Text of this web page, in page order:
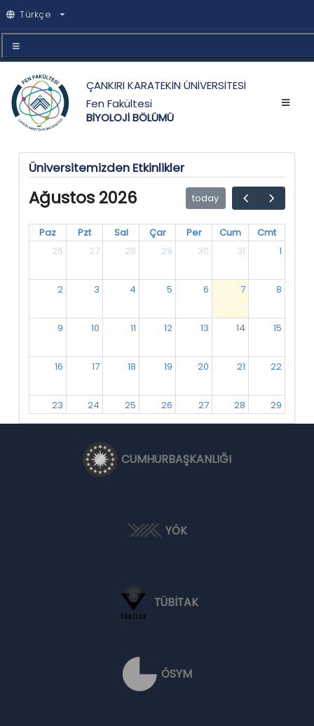
Türkçe
ÇANKIRI KARATEKİN ÜNİVERSİTESİ
Fen Fakültesi
BİYOLOJİ BÖLÜMÜ
Üniversitemizden Etkinlikler
Ağustos 2026 today
Paz Pzt Sal Çar Per Cum
Cmt
26
27 28 29 30 31 1
2 3 4 5 6 7 8
9 10 11 12 13 14 15
16 17 18 19 20 21 22
23 24 25 26 27 28 29
31
CUMHURBAŞKANLIĞI
YÖK
TÜBİTAK
ÖSYM